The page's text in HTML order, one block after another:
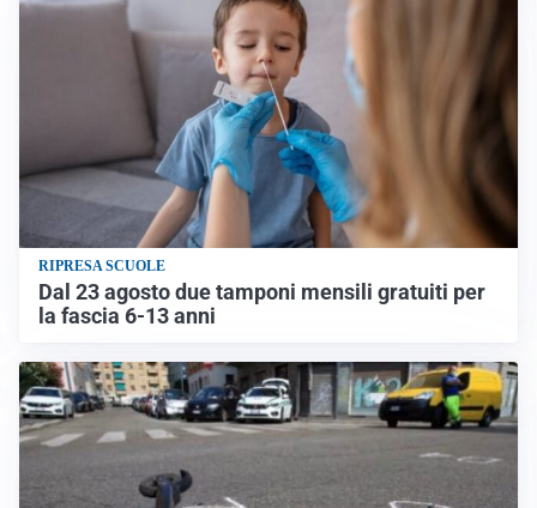
RIPRESA SCUOLE
Dal 23 agosto due tamponi mensili gratuiti per
la fascia 6-13 anni